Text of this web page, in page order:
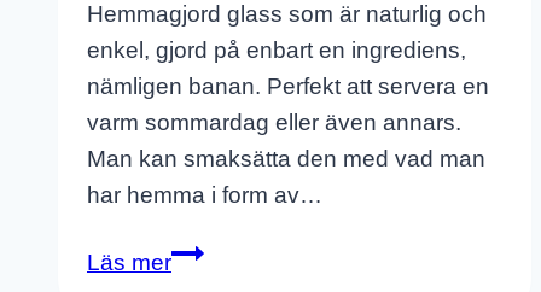
Hemmagjord glass som är naturlig och
enkel, gjord på enbart en ingrediens,
nämligen banan. Perfekt att servera en
varm sommardag eller även annars.
Man kan smaksätta den med vad man
har hemma i form av…
Läs merHemmagjord